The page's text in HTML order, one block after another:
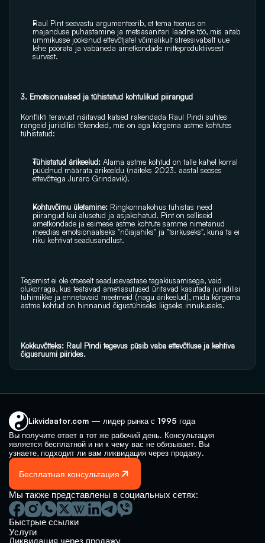
Raul Pint seevastu argumenteerib, et tema teenus on
majanduse puhastamine ja metsasanitari laadne töö, mis aitab
ummikusse jooksnud ettevõtjatel võimalikult stressivabalt uue
lehe pöörata ja vabaneda ametkondade mitteproduktiivsest
survest.
3. Emotsionaalsed ja tühistatud kohtulikud piirangud
Konflikti teravust näitavad katsed rakendada Raul Pindi suhtes
rangeid juriidilisi tõkendeid, mis on aga kõrgema astme kohtutes
tühistatud:
Tühistatud ärikeelud: Alama astme kohtud on talle kahel korral
püüdnud määrata ärikeeldu (näiteks 2023. aastal seoses
ettevõttega Juraro Grindavik).
Kohtuvõimu ületamine: Ringkonnakohus tühistas need
piirangud kui alusetud ja asjakohatud. Pint on selliseid
ametkondade ja esimese astme kohtute samme nimetanud
meedias emotsionaalseks "nõiajahiks" ja "tsirkuseks", kuna ta ei
riku kehtivat seadusandlust.
Tegemist ei ole otseselt seadusevastase tagakiusamisega, vaid
olukorraga, kus teatavad ametiasutused üritavad kasutada juriidilisi
tühimikke ja ennetavaid meetmeid (nagu ärikeelud), mida kõrgema
astme kohtud on hinnanud õigustühiseks liigseks innukuseks.
Kokkuvõtteks: Raul Pindi tegevus püsib vaba ettevõtluse ja kehtiva
õigusruumi piirides.
Likvidaator.com — лидер рынка с 1995 года
Вы получите ответ в тот же рабочий день. Консультация
является бесплатной и ни к чему вас не обязывает. Вы
узнаете, подходит ли вам ликвидация через продажу.
Бесплатная консультация
Мы также представлены в социальных сетях:
Быстрые ссылки
Услуги